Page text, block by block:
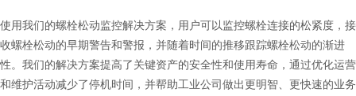
使用我们的螺栓松动监控解决方案，用户可以监控螺栓连接的松紧度，接
收螺栓松动的早期警告和警报，并随着时间的推移跟踪螺栓松动的渐进
性。我们的解决方案提高了关键资产的安全性和使用寿命，通过优化运营
和维护活动减少了停机时间，并帮助工业公司做出更明智、更快速的业务